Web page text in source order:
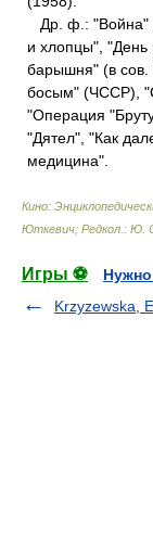
Др. ф.: "Война"
и хлопцы", "День
барышня" (в сов.
босым" (ЧССР),
"Операция
"Дятел", "Как
медицина".
Кино:
Юткевич; Редкол.: Ю.
Игры ⚽
Krzyzewska,